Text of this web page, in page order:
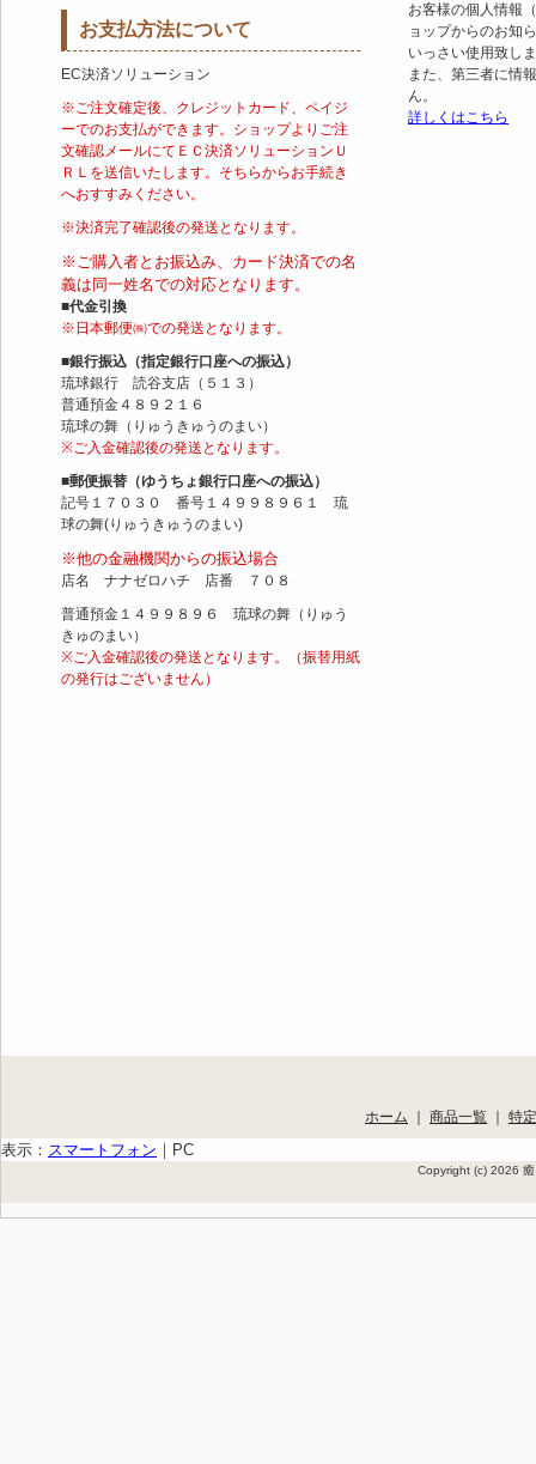
お支払方法について
EC決済ソリューション
※ご注文確定後、クレジットカード、ペイジ
ーでのお支払ができます。ショップよりご注
文確認メールにてＥＣ決済ソリューションＵ
ＲＬを送信いたします。そちらからお手続き
へおすすみください。
※決済完了確認後の発送となります。
※ご購入者とお振込み、カード決済での名
義は同一姓名での対応となります。
■代金引換
※日本郵便㈱での発送となります。
■銀行振込（指定銀行口座への振込）
琉球銀行 読谷支店（５１３）
普通預金４８９２１６
琉球の舞（りゅうきゅうのまい）
※ご入金確認後の発送となります。
■郵便振替（ゆうちょ銀行口座への振込）
記号１７０３０ 番号１４９９８９６１ 琉
球の舞(りゅうきゅうのまい)
※他の金融機関からの振込場合
店名 ナナゼロハチ 店番 ７０８
普通預金１４９９８９６ 琉球の舞（りゅう
きゅのまい）
※ご入金確認後の発送となります。（振替用紙
の発行はございません）
お客様の個人情報
ョップからのお知
いっさい使用致し
また、第三者に情
ん。
詳しくはこちら
ホーム ｜ 商品一覧 ｜ 特
表示： スマートフォン ｜ PC
Copyright (c) 2026